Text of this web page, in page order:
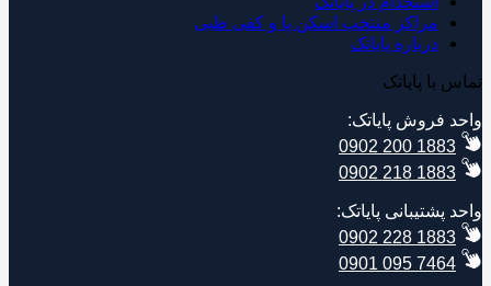
مراکز منتخب اسکن پا و کفی طبی
درباره پایاتک
با پایاتک
فروش پایاتک:
0902 200 1883
0902 218 1883
پشتیبانی پایاتک:
0902 228 1883
0901 095 7464